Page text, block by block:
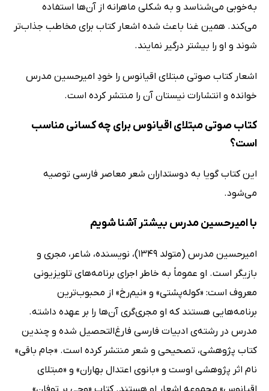
به‌خوبی می‌شناسد و به شکلی ماهرانه از آن‌ها استفاده
می‌کند. همین غنا باعث شده اشعار کتاب برای مخاطب جذاب‌تر
شوند و او را بیشتر درگیر نمایند.
اشعار کتاب صوتی مبتلای اقیانوس را خودِ امیرحسین مدرس
خوانده و انتشارات نیستان آن را منتشر کرده است.
کتاب صوتی مبتلای اقیانوس برای چه کسانی مناسب
است؟
این کتاب گویا به دوستداران شعر معاصر فارسی توصیه
می‌شود.
با امیرحسین مدرس بیشتر آشنا شویم
امیرحسین مدرس (متولد 1349)، نویسنده، شاعر، مجری و
بازیگر است. او عموماً به خاطر اجرای برنامه‌های تلویزیونی
معروف است: «کوله‌پشتی» و «نیم‌رخ» از محبوب‌ترین
برنامه‌هایی هستند که او مجری‌گری آن‌ها را بر عهده داشته.
مدرس در رشته‌ی ادبیات فارسی فارغ‌التحصیل شده و چندین
کتاب پژوهشی، تصحیحی و شعر منتشر کرده است. «جام باقی»
نام اثر پژوهشی اوست و «بانوی اعتدال بهاران» و «مبتلای